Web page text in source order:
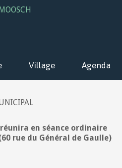
Village Agenda
en séance ordinaire
rue du Général de Gaulle)